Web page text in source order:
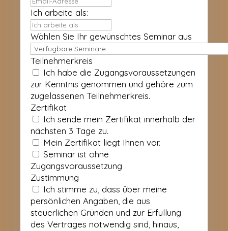
Ich arbeite als:
Wählen Sie Ihr gewünschtes Seminar aus
Teilnehmerkreis
Ich habe die Zugangsvoraussetzungen
zur Kenntnis genommen und gehöre zum
zugelassenen Teilnehmerkreis.
Zertifikat
Ich sende mein Zertifikat innerhalb der
nächsten 3 Tage zu.
Mein Zertifikat liegt Ihnen vor.
Seminar ist ohne
Zugangsvoraussetzung
Zustimmung
Ich stimme zu, dass über meine
persönlichen Angaben, die aus
steuerlichen Gründen und zur Erfüllung
des Vertrages notwendig sind, hinaus,